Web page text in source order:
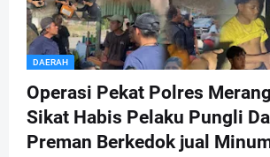
DAERAH
Operasi Pekat Polres
Sikat Habis Pelaku Pungli
Preman Berkedok jual